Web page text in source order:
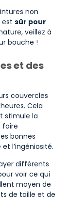
non
est sûr pour
veillez à
bouche !
et des
couvercles
Cela
stimule la
faire
bonnes
l’ingéniosité.
différents
voir ce qui
moyen de
de taille et de